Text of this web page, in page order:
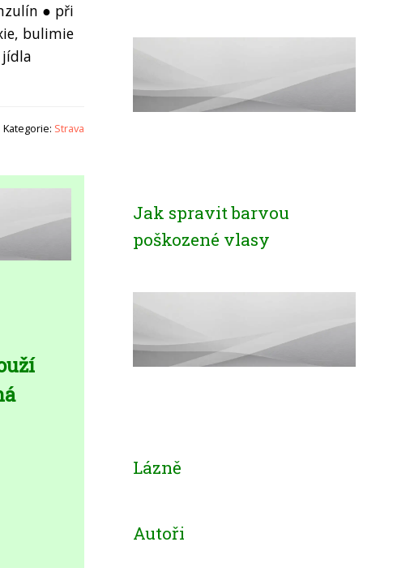
● při
bulimie
jídla
Kategorie: Strava
Jak spravit barvou
poškozené vlasy
Lázně
Autoři